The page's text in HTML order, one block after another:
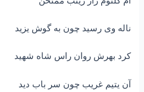
ناله وی رسید چون به گوش یزید
کرد بهرش روان راس شاه شهید
آن یتیم غریب چون سر باب دید